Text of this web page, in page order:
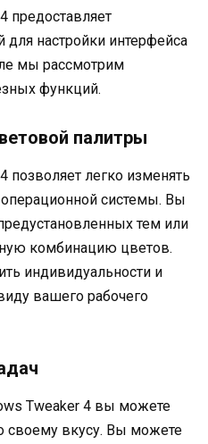
предоставляет
настройки интерфейса
мы рассмотрим
функций.
палитры
позволяет легко изменять
системы. Вы
тем или
комбинацию цветов.
индивидуальности и
вашего рабочего
Tweaker 4 вы можете
своему вкусу. Вы можете